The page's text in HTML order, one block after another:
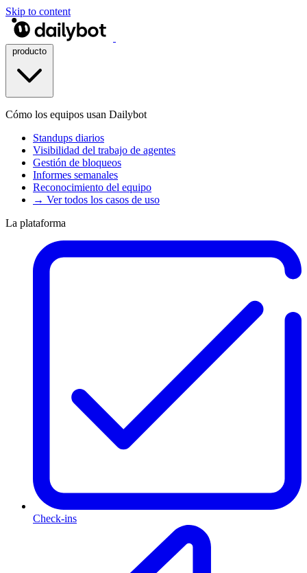
Skip to content
Cómo los equipos usan Dailybot
Standups diarios
Visibilidad del trabajo de agentes
Gestión de bloqueos
Informes semanales
Reconocimiento del equipo
→ Ver todos los casos de uso
La plataforma
Check-ins